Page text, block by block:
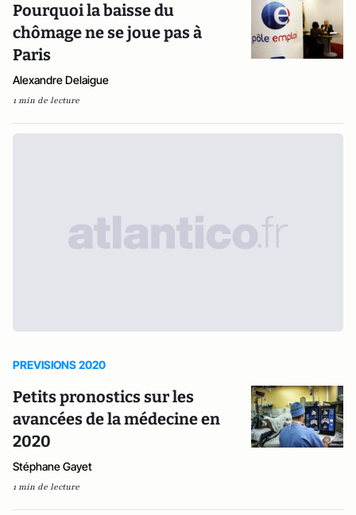
Pourquoi la baisse du
chômage ne se joue pas à
Paris
Alexandre Delaigue
1 min de lecture
PREVISIONS 2020
Petits pronostics sur les
avancées de la médecine en
2020
Stéphane Gayet
1 min de lecture